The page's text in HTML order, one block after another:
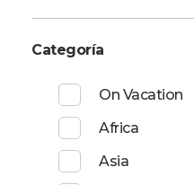
Categoría
On Vacation
Africa
Asia